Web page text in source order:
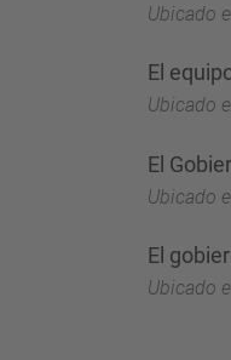
Ubicado
El
Ubicado
El
Ubicado
El
Ubicado